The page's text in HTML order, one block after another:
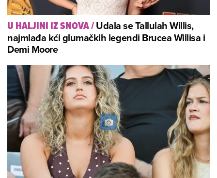
U HALJINI IZ SNOVA/Udala se Tallulah Willis,
najmlađa kći glumačkih legendi Brucea Willisa i
Demi Moore